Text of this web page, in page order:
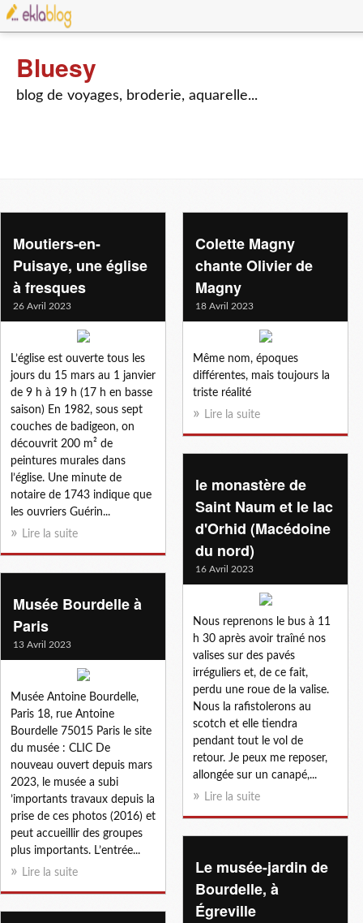
Bluesy
blog de voyages, broderie, aquarelle...
Moutiers-en-
Puisaye, une église
à fresques
26 Avril 2023
L’église est ouverte tous les
jours du 15 mars au 1 janvier
de 9 h à 19 h (17 h en basse
saison) En 1982, sous sept
couches de badigeon, on
découvrit 200 m² de
peintures murales dans
l’église. Une minute de
notaire de 1743 indique que
les ouvriers Guérin...
Lire la suite
Colette Magny
chante Olivier de
Magny
18 Avril 2023
Même nom, époques
différentes, mais toujours la
triste réalité
Lire la suite
le monastère de
Saint Naum et le lac
d'Orhid (Macédoine
du nord)
16 Avril 2023
Nous reprenons le bus à 11
h 30 après avoir traîné nos
valises sur des pavés
irréguliers et, de ce fait,
perdu une roue de la valise.
Nous la rafistolerons au
scotch et elle tiendra
pendant tout le vol de
retour. Je peux me reposer,
allongée sur un canapé,...
Lire la suite
Musée Bourdelle à
Paris
13 Avril 2023
Musée Antoine Bourdelle,
Paris 18, rue Antoine
Bourdelle 75015 Paris le site
du musée : CLIC De
nouveau ouvert depuis mars
2023, le musée a subi
’importants travaux depuis la
prise de ces photos (2016) et
peut accueillir des groupes
plus importants. L’entrée...
Lire la suite
Le musée-jardin de
Bourdelle, à
Égreville